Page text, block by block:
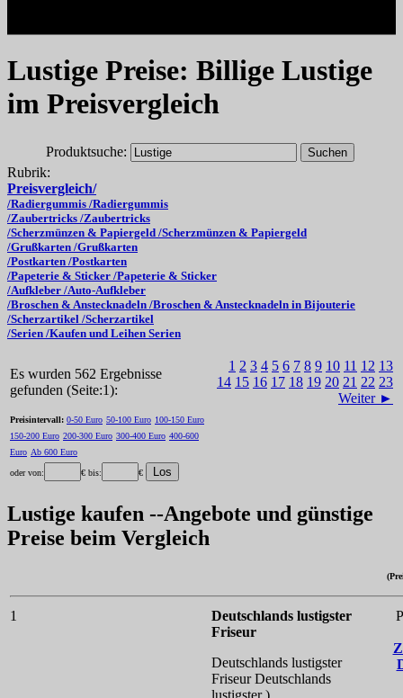
Lustige Preise: Billige Lustige
im Preisvergleich
Produktsuche:
Rubrik:
Preisvergleich/
/Radiergummis /Radiergummis
/Zaubertricks /Zaubertricks
/Scherzmünzen & Papiergeld /Scherzmünzen & Papiergeld
/Grußkarten /Grußkarten
/Postkarten /Postkarten
/Papeterie & Sticker /Papeterie & Sticker
/Aufkleber /Auto-Aufkleber
/Broschen & Anstecknadeln /Broschen & Anstecknadeln in Bijouterie
/Scherzartikel /Scherzartikel
/Serien /Kaufen und Leihen Serien
Es wurden 562 Ergebnisse
gefunden (Seite:1):
1 2 3 4 5 6 7 8 9 10 11 12 13
14 15 16 17 18 19 20 21 22 23
Weiter ►
Preisintervall: 0-50 Euro 50-100 Euro 100-150 Euro
150-200 Euro 200-300 Euro 300-400 Euro 400-600
Euro Ab 600 Euro
oder von: € bis: €
Lustige kaufen --Angebote und günstige
Preise beim Vergleich
1
Deutschlands lustigster
Friseur
Deutschlands lustigster
FriseurDeutschlands
lustigster )